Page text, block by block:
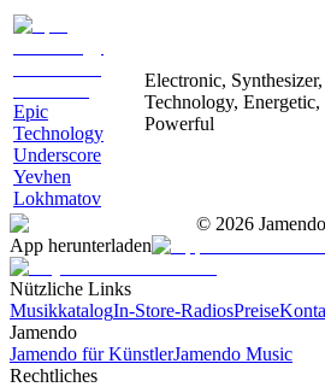
Epic
Technology
Underscore
Yevhen
Lokhmatov
Electronic, Synthesizer,
Technology, Energetic,
Powerful
© 2026
App herunterladen
Nützliche Links
MusikkatalogIn-Store-RadiosPreise
Jamendo
Jamendo für KünstlerJamendo Music
Rechtliches